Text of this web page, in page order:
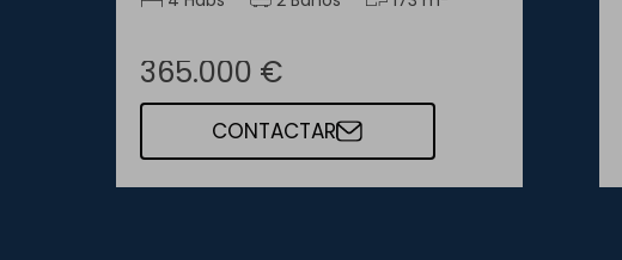
365.000 €
CONTACTAR